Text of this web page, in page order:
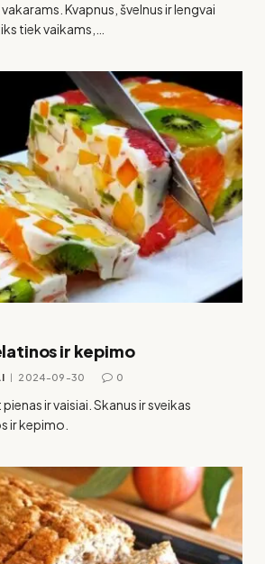
Kvapnus, švelnus ir lengvai
tiek vaikams,…
ir kepimo
2024-09-30 0
ir vaisiai. Skanus ir sveikas
ir kepimo.